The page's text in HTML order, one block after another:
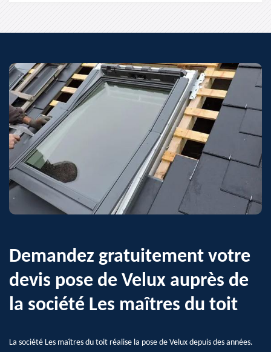
Demandez gratuitement votre
devis pose de Velux auprès de
la société Les maîtres du toit
La société Les maîtres du toit réalise la pose de Velux depuis des années.